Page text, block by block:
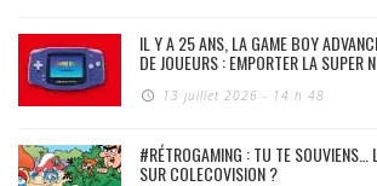
IL Y A 25 ANS, LA GAME BOY
DE JOUEURS : EMPORTER LA SUPER
13 juillet 2026 - 14 h 48
#RÉTROGAMING : TU TE SOUVIENS…
SUR COLECOVISION ?